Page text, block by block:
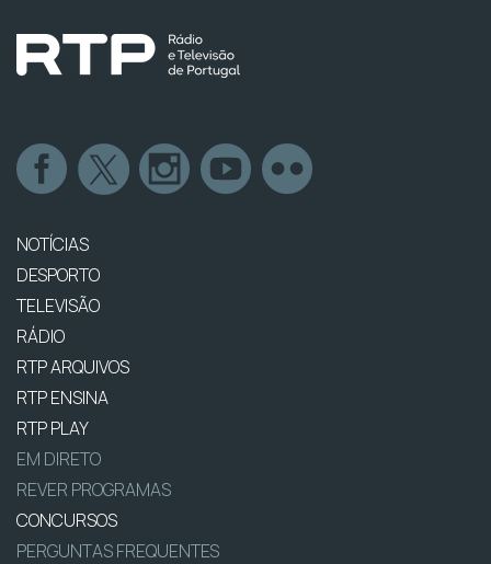
NOTÍCIAS
DESPORTO
TELEVISÃO
RÁDIO
RTP ARQUIVOS
RTP ENSINA
RTP PLAY
EM DIRETO
REVER PROGRAMAS
CONCURSOS
PERGUNTAS FREQUENTES